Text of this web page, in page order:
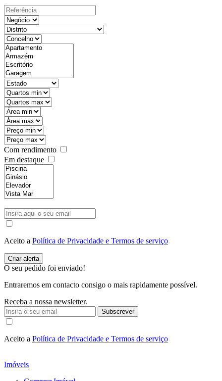
Com rendimento
Em destaque
Aceito a Política de Privacidade e Termos de serviço
O seu pedido foi enviado!
Entraremos em contacto consigo o mais rapidamente possível.
Receba a nossa newsletter.
Subscrever
Aceito a Política de Privacidade e Termos de serviço
Imóveis